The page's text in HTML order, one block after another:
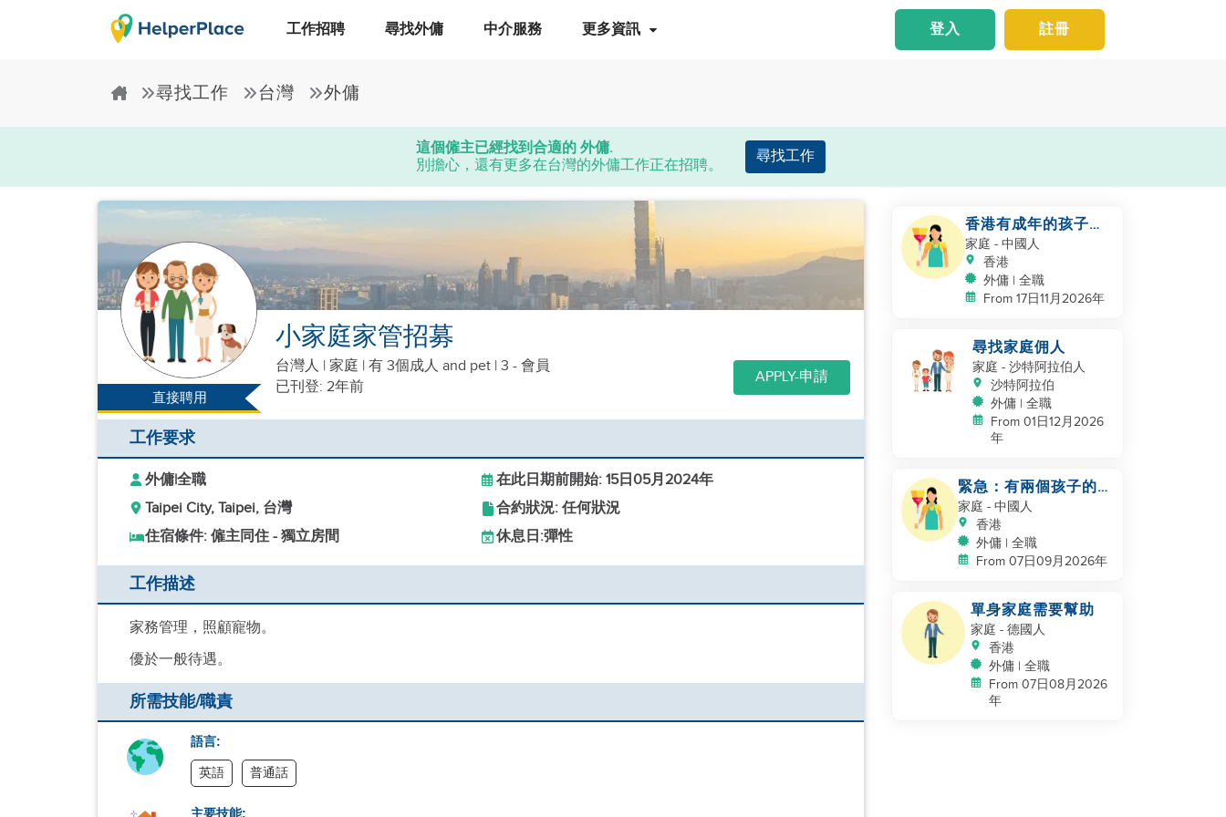
工作招聘 尋找外傭 中介服務 更多資訊 註冊
登入
尋找工作 台灣 外傭
這個僱主已經找到合適的 外傭.
別擔心，還有更多在台灣的外傭工作正在招聘。
尋找工作
直接聘用
小家庭家管招募
台灣人 | 家庭 | 有 3個成人 and pet | 3 - 會員
已刊登: 2年前
APPLY-申請
工作要求
外傭|全職
在此日期前開始: 15日05月2024年
Taipei City, Taipei, 台灣
合約狀況: 任何狀況
住宿條件: 僱主同住 - 獨立房間
休息日:彈性
工作描述
家務管理，照顧寵物。
優於一般待遇。
所需技能/職責
語言:
英語 普通話
主要技能:
香港有成年的孩子的
家庭
家庭 - 中國人
香港
外傭 | 全職
From 17日11月2026年
尋找家庭佣人
家庭 - 沙特阿拉伯人
沙特阿拉伯
外傭 | 全職
From 01日12月2026
年
緊急：有兩個孩子的工
作夫婦
家庭 - 中國人
香港
外傭 | 全職
From 07日09月2026年
單身家庭需要幫助
家庭 - 德國人
香港
外傭 | 全職
From 07日08月2026
年